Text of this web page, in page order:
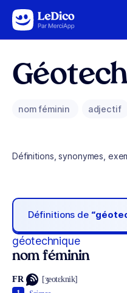
Aller au contenu
nom féminin adjectif
Définitions, synonymes,
Définitions de
géotechnique
nom féminin
FR [ʒeotɛknik]